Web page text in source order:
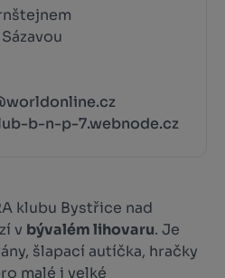
b-n-p-7.webnode.cz
klubu Bystřice nad
v bývalém lihovaru. Je
šlapací autíčka, hračky
malé i velké